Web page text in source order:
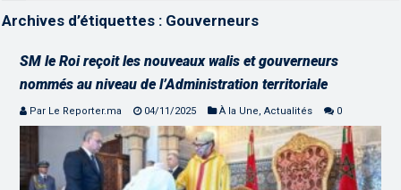
Archives d’étiquettes : Gouverneurs
SM le Roi reçoit les nouveaux walis et gouverneurs
nommés au niveau de l’Administration territoriale
Par Le Reporter.ma 04/11/2025 À la Une,Actualités 0